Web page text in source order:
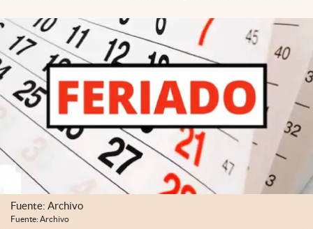
Clima
Mundial 2026
Eventos Corporativos
El Cronista Studio
abre en nueva pestaña
Fuente: Archivo
Fuente: Archivo